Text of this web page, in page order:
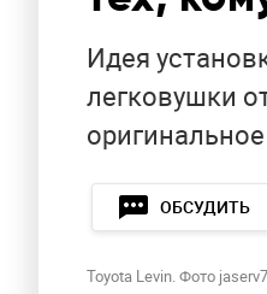
Идея
легковушки
ОБСУДИТЬ
Toyota Levin. Фото